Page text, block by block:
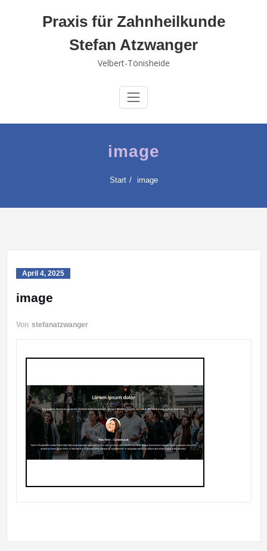
Praxis für Zahnheilkunde
Stefan Atzwanger
Velbert-Tönisheide
image
Start image
April 4, 2025
image
Von stefanatzwanger